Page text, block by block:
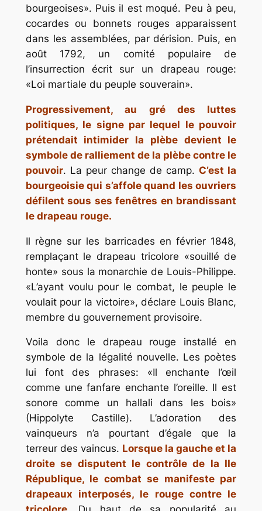
bourgeoises». Puis il est moqué. Peu à peu,
cocardes ou bonnets rouges apparaissent
dans les assemblées, par dérision. Puis, en
août 1792, un comité populaire de
l’insurrection écrit sur un drapeau rouge:
«Loi martiale du peuple souverain».
Progressivement, au gré des luttes
politiques, le signe par lequel le pouvoir
prétendait intimider la plèbe devient le
symbole de ralliement de la plèbe contre le
pouvoir. La peur change de camp.C’est la
bourgeoisie qui s’affole quand les ouvriers
défilent sous ses fenêtres en brandissant
le drapeau rouge.
Il règne sur les barricades en février 1848,
remplaçant le drapeau tricolore «souillé de
honte» sous la monarchie de Louis-Philippe.
«L’ayant voulu pour le combat, le peuple le
voulait pour la victoire», déclare Louis Blanc,
membre du gouvernement provisoire.
Voila donc le drapeau rouge installé en
symbole de la légalité nouvelle. Les poètes
lui font des phrases: «Il enchante l’œil
comme une fanfare enchante l’oreille. Il est
sonore comme un hallali dans les bois»
(Hippolyte Castille). L’adoration des
vainqueurs n’a pourtant d’égale que la
terreur des vaincus. Lorsque la gauche et la
droite se disputent le contrôle de la IIe
République, le combat se manifeste par
drapeaux interposés, le rouge contre le